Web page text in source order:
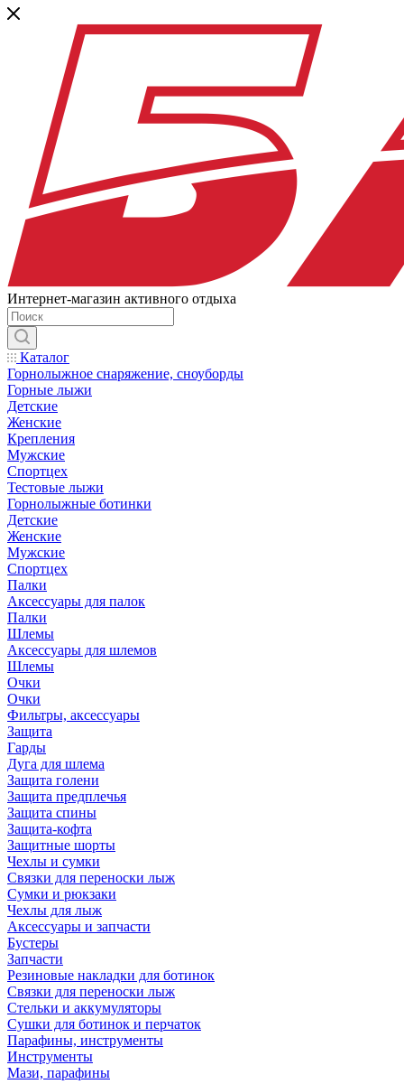
Интернет-магазин активного отдыха
Каталог
Горнолыжное снаряжение, сноуборды
Горные лыжи
Детские
Женские
Крепления
Мужские
Спортцех
Тестовые лыжи
Горнолыжные ботинки
Детские
Женские
Мужские
Спортцех
Палки
Аксессуары для палок
Палки
Шлемы
Аксессуары для шлемов
Шлемы
Очки
Очки
Фильтры, аксессуары
Защита
Гарды
Дуга для шлема
Защита голени
Защита предплечья
Защита спины
Защита-кофта
Защитные шорты
Чехлы и сумки
Связки для переноски лыж
Сумки и рюкзаки
Чехлы для лыж
Аксессуары и запчасти
Бустеры
Запчасти
Резиновые накладки для ботинок
Связки для переноски лыж
Стельки и аккумуляторы
Сушки для ботинок и перчаток
Парафины, инструменты
Инструменты
Мази, парафины